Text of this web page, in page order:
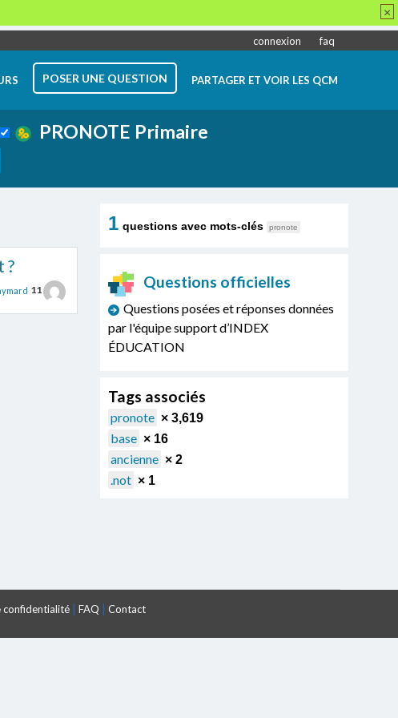
connexion faq
POSER UNE QUESTION PARTAGER ET VOIR LES QCM
PRONOTE Primaire
?
11
1 questions avec mots-clés pronote
Questions officielles
Questions posées et réponses données
par l'équipe support d’INDEX
ÉDUCATION
Tags associés
pronote × 3,619
base × 16
ancienne × 2
.not × 1
confidentialité | FAQ | Contact
×